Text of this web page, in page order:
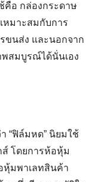
คือ กล่องกระดาษ
มาะสมกับการ
ขนส่ง และนอกจาก
สมบูรณ์ได้นั่นเอง
“ฟิล์มหด” นิยมใช้
ส์ โดยการห้อหุ้ม
มพาเลทสินค้า